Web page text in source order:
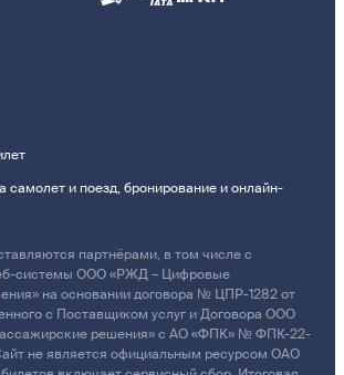
и поезд, бронирование и онлайн-
партнёрами, в том числе с
системы ООО «РЖД – Цифровые
на основании договора № ЦПР-1282 от
с Поставщиком услуг и Договора ООО
решения» с АО «ФПК» № ФПК-22-
Сайт не является официальным ресурсом ОАО